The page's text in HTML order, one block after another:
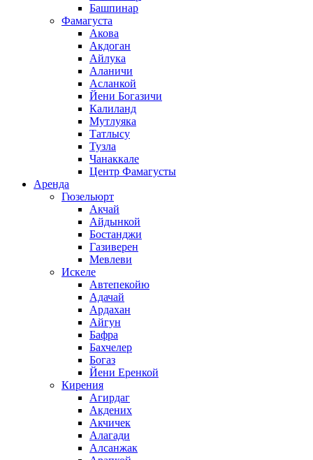
Башпинар
Фамагуста
Акова
Акдоган
Айлука
Аланичи
Асланкой
Йени Богазичи
Калиланд
Мутлуяка
Татлысу
Тузла
Чанаккале
Центр Фамагусты
Аренда
Гюзельюрт
Акчай
Айдынкой
Бостанджи
Газиверен
Мевлеви
Искеле
Автепекойю
Адачай
Ардахан
Айгун
Бафра
Бахчелер
Богаз
Йени Еренкой
Кирения
Агирдаг
Акдених
Акчичек
Алагади
Алсанжак